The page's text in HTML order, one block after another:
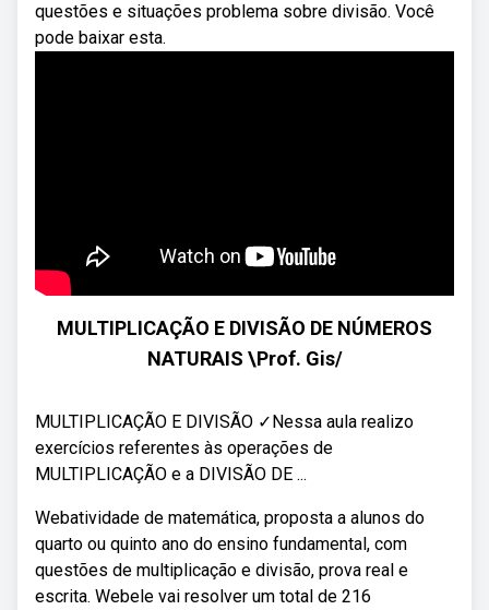
questões e situações problema sobre divisão. Você
pode baixar esta.
MULTIPLICAÇÃO E DIVISÃO DE NÚMEROS
NATURAIS \Prof. Gis/
MULTIPLICAÇÃO E DIVISÃO ✓Nessa aula realizo
exercícios referentes às operações de
MULTIPLICAÇÃO e a DIVISÃO DE ...
Webatividade de matemática, proposta a alunos do
quarto ou quinto ano do ensino fundamental, com
questões de multiplicação e divisão, prova real e
escrita. Webele vai resolver um total de 216